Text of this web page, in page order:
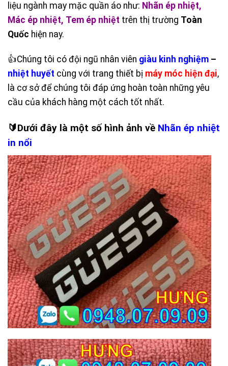
liệu ngành may mặc quần áo như: Nhãn ép nhiệt,
Mác ép nhiệt, Tem ép nhiệt trên thị trường Toàn
Quốc hiện nay.
👍Chúng tôi có đội ngũ nhân viên giàu kinh nghiệm –
nhiệt huyết cùng với trang thiết bị máy móc hiện đại,
là cơ sở để chúng tôi đáp ứng hoàn toàn những yêu
cầu của khách hàng một cách tốt nhất.
🔰Dưới đây là một số hình ảnh về Nhãn ép nhiệt
in nổi